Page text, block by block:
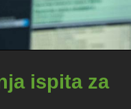
ispita za